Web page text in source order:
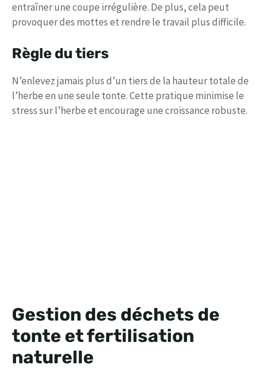
entraîner une coupe irrégulière. De plus, cela peut
provoquer des mottes et rendre le travail plus difficile.
Règle du tiers
N’enlevez jamais plus d’un tiers de la hauteur totale de
l’herbe en une seule tonte. Cette pratique minimise le
stress sur l’herbe et encourage une croissance robuste.
Gestion des déchets de
tonte et fertilisation
naturelle